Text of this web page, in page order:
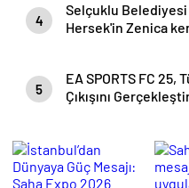
4
Selçuklu
Hersek'in Zenica
ekibiyle sahne
5
EA SPORTS FC 25,
Çıkışını